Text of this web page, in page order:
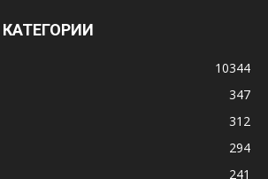
10344
347
312
294
241